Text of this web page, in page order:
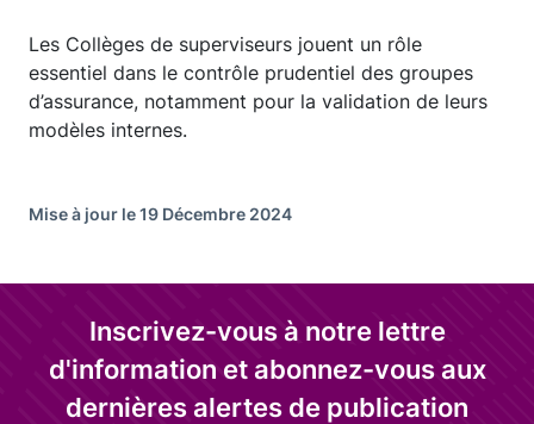
Les Collèges de superviseurs jouent un rôle
essentiel dans le contrôle prudentiel des groupes
d’assurance, notamment pour la validation de leurs
modèles internes.
Mise à jour le 19 Décembre 2024
Inscrivez-vous à notre lettre
d'information et abonnez-vous aux
dernières alertes de publication